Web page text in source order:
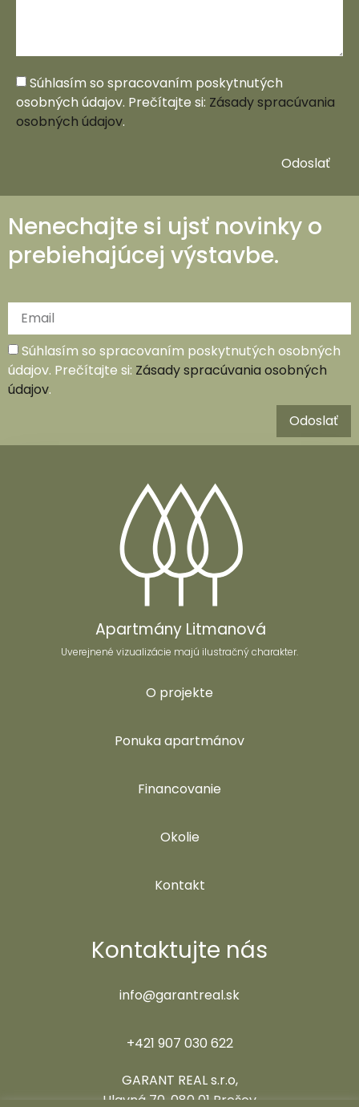
Súhlasím so spracovaním poskytnutých
osobných údajov. Prečítajte si: Zásady spracúvania
osobných údajov.
Odoslať
Nenechajte si ujsť novinky o
prebiehajúcej výstavbe.
Súhlasím so spracovaním poskytnutých osobných
údajov. Prečítajte si: Zásady spracúvania osobných
údajov.
Odoslať
Apartmány Litmanová
Uverejnené vizualizácie majú ilustračný charakter.
O projekte
Ponuka apartmánov
Financovanie
Okolie
Kontakt
Kontaktujte nás
info@garantreal.sk
+421 907 030 622
GARANT REAL s.r.o,
Hlavná 70, 080 01 Prešov